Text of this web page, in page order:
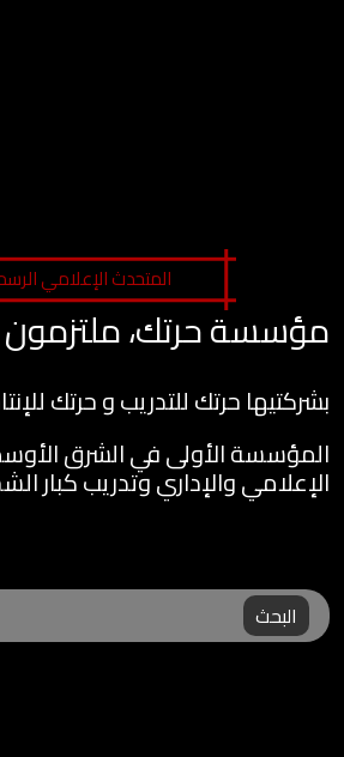
المتحدث الإعلامي
مؤسسة حرتك، ملتزمون
بشركتيها حرتك للتدريب و حرتك
المؤسسة الأولى في الشرق
الإعلامي والإداري وتدريب كبار
البحث